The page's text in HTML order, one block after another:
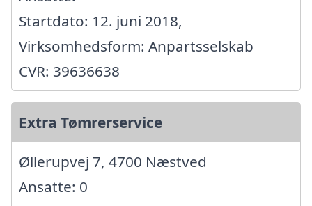
Startdato: 12. juni 2018,
Virksomhedsform: Anpartsselskab
CVR: 39636638
Extra Tømrerservice
Øllerupvej 7, 4700 Næstved
Ansatte: 0